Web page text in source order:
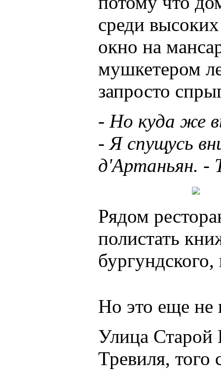
среди
окно на
мушкетером
запросто
- Но куда же
- Я спущусь
д'Артаньян. -
Рядом
полистать
Но это еще не
Улица Старой
Тревиля, того